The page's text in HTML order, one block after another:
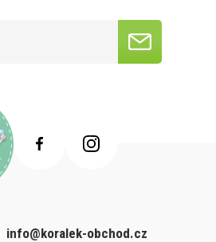
info@koralek-obchod.cz